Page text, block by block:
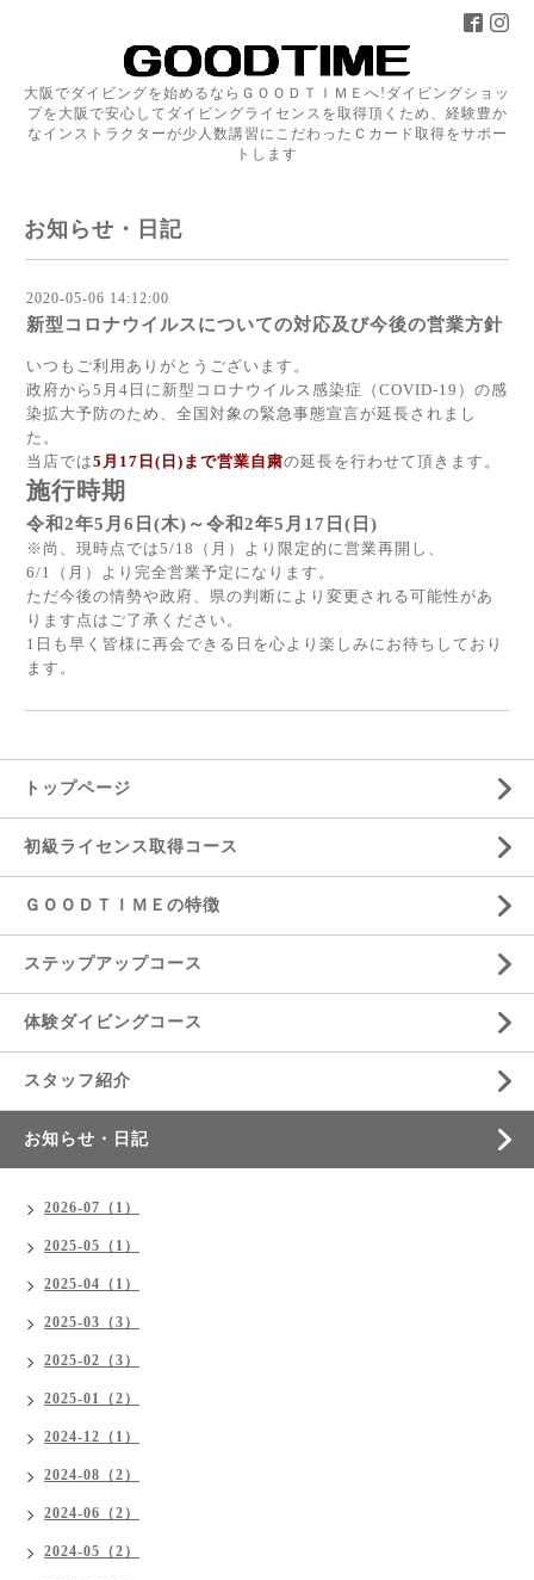
大阪でダイビングを始めるならＧＯＯＤＴＩＭＥへ!ダイビングショッ
プを大阪で安心してダイビングライセンスを取得頂くため、経験豊か
なインストラクターが少人数講習にこだわったＣカード取得をサポー
トします
お知らせ・日記
2020-05-06 14:12:00
新型コロナウイルスについての対応及び今後の営業方針
いつもご利用ありがとうございます。
政府から5月4日に新型コロナウイルス感染症（COVID-19）の感
染拡大予防のため、全国対象の緊急事態宣言が延長されまし
た。
当店では5月17日(日)まで営業自粛の延長を行わせて頂きます。
施行時期
令和2年5月6日(木)～令和2年5月17日(日)
※尚、現時点では5/18（月）より限定的に営業再開し、
6/1（月）より完全営業予定になります。
ただ今後の情勢や政府、県の判断により変更される可能性があ
ります点はご了承ください。
1日も早く皆様に再会できる日を心より楽しみにお待ちしており
ます。
トップページ
初級ライセンス取得コース
ＧＯＯＤＴＩＭＥの特徴
ステップアップコース
体験ダイビングコース
スタッフ紹介
お知らせ・日記
2026-07（1）
2025-05（1）
2025-04（1）
2025-03（3）
2025-02（3）
2025-01（2）
2024-12（1）
2024-08（2）
2024-06（2）
2024-05（2）